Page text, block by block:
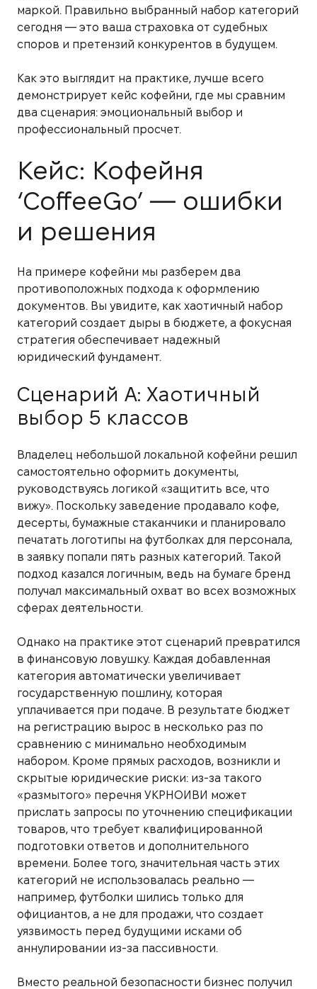
маркой. Правильно выбранный набор категорий
сегодня — это ваша страховка от судебных
споров и претензий конкурентов в будущем.
Как это выглядит на практике, лучше всего
демонстрирует кейс кофейни, где мы сравним
два сценария: эмоциональный выбор и
профессиональный просчет.
Кейс: Кофейня
‘CoffeeGo’ — ошибки
и решения
На примере кофейни мы разберем два
противоположных подхода к оформлению
документов. Вы увидите, как хаотичный набор
категорий создает дыры в бюджете, а фокусная
стратегия обеспечивает надежный
юридический фундамент.
Сценарий А: Хаотичный
выбор 5 классов
Владелец небольшой локальной кофейни решил
самостоятельно оформить документы,
руководствуясь логикой «защитить все, что
вижу». Поскольку заведение продавало кофе,
десерты, бумажные стаканчики и планировало
печатать логотипы на футболках для персонала,
в заявку попали пять разных категорий. Такой
подход казался логичным, ведь на бумаге бренд
получал максимальный охват во всех возможных
сферах деятельности.
Однако на практике этот сценарий превратился
в финансовую ловушку. Каждая добавленная
категория автоматически увеличивает
государственную пошлину, которая
уплачивается при подаче. В результате бюджет
на регистрацию вырос в несколько раз по
сравнению с минимально необходимым
набором. Кроме прямых расходов, возникли и
скрытые юридические риски: из-за такого
«размытого» перечня УКРНОИВИ может
прислать запросы по уточнению спецификации
товаров, что требует квалифицированной
подготовки ответов и дополнительного
времени. Более того, значительная часть этих
категорий не использовалась реально —
например, футболки шились только для
официантов, а не для продажи, что создает
уязвимость перед будущими исками об
аннулировании из-за пассивности.
Вместо реальной безопасности бизнес получил